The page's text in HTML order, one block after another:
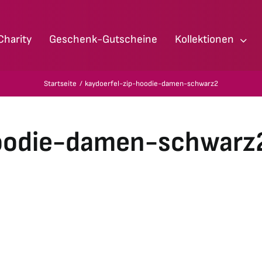
Geschenk-Gutscheine Kollektionen
Startseite kaydoerfel-zip-hoodie-damen-schwarz2
damen-